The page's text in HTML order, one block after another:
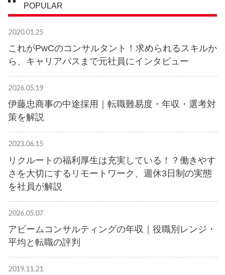
POPULAR
2020.01.25
これがPwCのコンサルタント！求められるスキルか
ら、キャリアパスまで元社員にインタビュー
2026.05.19
伊藤忠商事の中途採用｜転職難易度・年収・選考対
策を解説
2023.06.15
リクルートの福利厚生は充実している！？働きやす
さを大切にするリモートワーク、週休3日制の実態
を社員が解説
2026.05.07
アビームコンサルティングの年収｜役職別レンジ・
平均と転職の評判
2019.11.21